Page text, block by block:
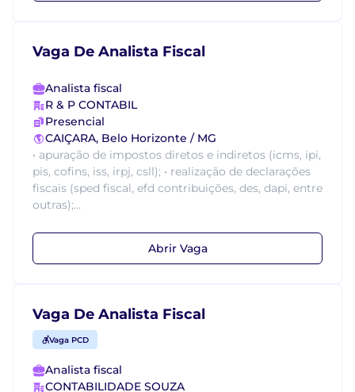
Vaga De Analista Fiscal
Analista fiscal
R & P CONTABIL
Presencial
CAIÇARA, Belo Horizonte / MG
• apuração de impostos diretos e indiretos (icms, ipi,
pis, cofins, iss, irpj, csll); • realização de declarações
fiscais (sped fiscal, efd contribuições, des, dapi, entre
outras);...
Abrir Vaga
Vaga De Analista Fiscal
Vaga PCD
Analista fiscal
CONTABILIDADE SOUZA